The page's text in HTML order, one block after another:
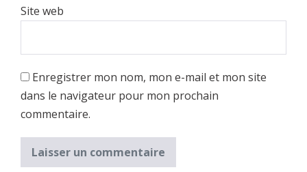
Site web
Enregistrer mon nom, mon e-mail et mon site
dans le navigateur pour mon prochain
commentaire.